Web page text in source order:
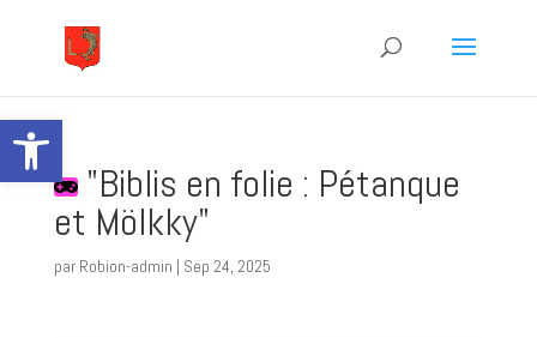
Ouvrir la barre d’outils
"Biblis en folie : Pétanque
et Mölkky"
par Robion-admin | Sep 24, 2025